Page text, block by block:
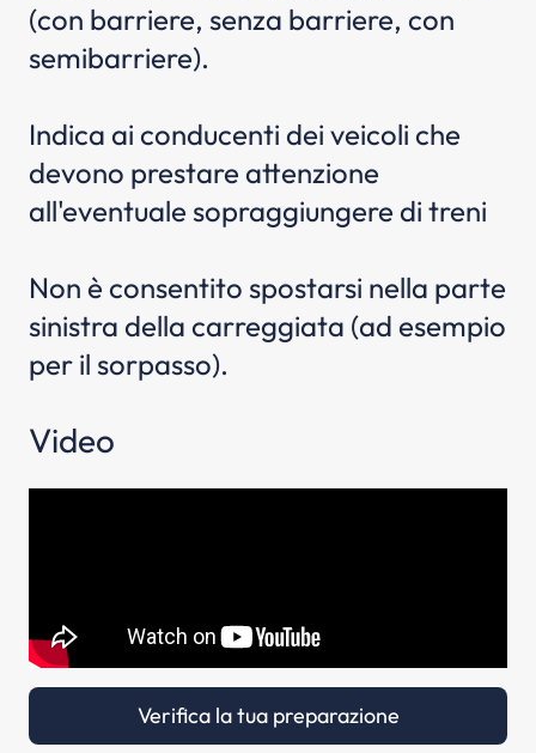
(con barriere, senza barriere, con
semibarriere).
Indica ai conducenti dei veicoli che
devono prestare attenzione
all'eventuale sopraggiungere di treni
Non è consentito spostarsi nella parte
sinistra della carreggiata (ad esempio
per il sorpasso).
Video
Verifica la tua preparazione